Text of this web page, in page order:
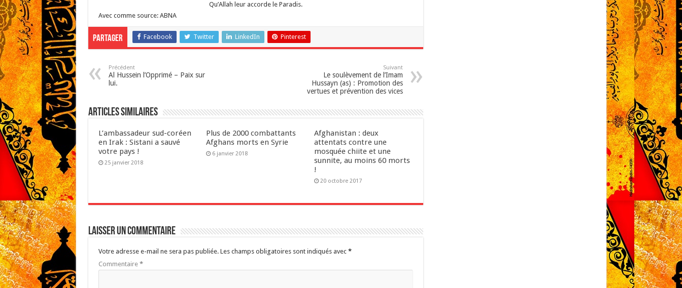
Qu’Allah leur accorde le Paradis.
Avec comme source: ABNA
Partager Facebook Twitter LinkedIn Pinterest
Précédent
Al Hussein l’Opprimé – Paix sur
lui.
Suivant
Le soulèvement de l’Imam
Hussayn (as) : Promotion des
vertues et prévention des vices
Articles similaires
L’ambassadeur sud-coréen
en Irak : Sistani a sauvé
votre pays !
25 janvier 2018
Plus de 2000 combattants
Afghans morts en Syrie
6 janvier 2018
Afghanistan : deux
attentats contre une
mosquée chiite et une
sunnite, au moins 60 morts
!
20 octobre 2017
Laisser un commentaire
Votre adresse e-mail ne sera pas publiée. Les champs obligatoires sont indiqués avec *
Commentaire *